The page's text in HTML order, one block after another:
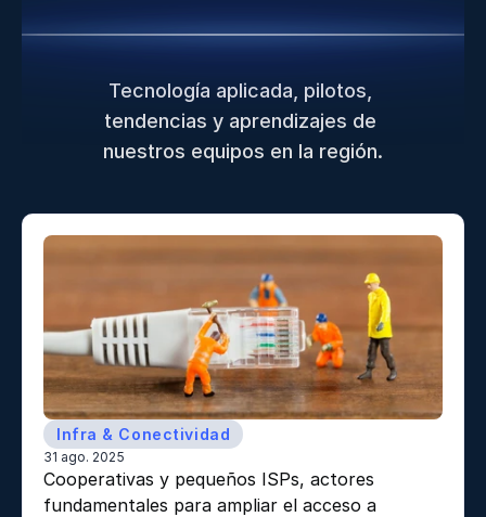
Tecnología aplicada, pilotos,
tendencias y aprendizajes de
nuestros equipos en la región.
Infra & Conectividad
31 ago. 2025
Cooperativas y pequeños ISPs, actores
fundamentales para ampliar el acceso a